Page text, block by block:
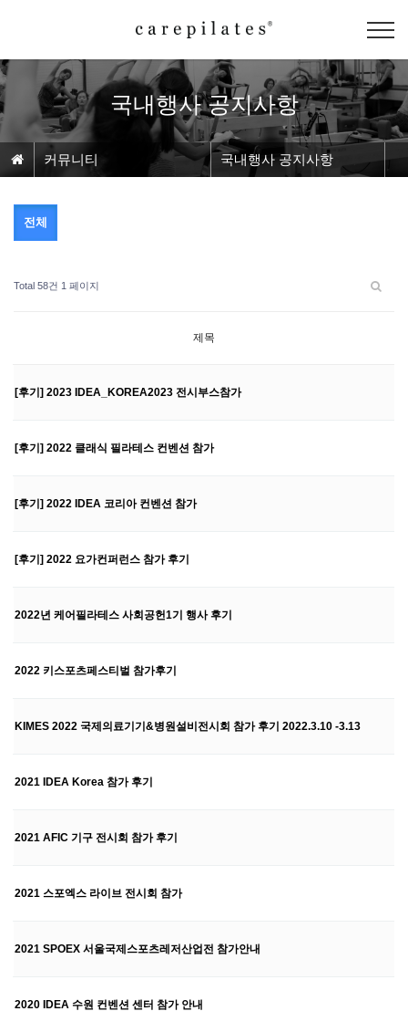
국내행사 공지사항
커뮤니티 국내행사 공지사항
전체
Total 58건 1 페이지
제목
[후기] 2023 IDEA_KOREA2023 전시부스참가
[후기] 2022 클래식 필라테스 컨벤션 참가
[후기] 2022 IDEA 코리아 컨벤션 참가
[후기] 2022 요가컨퍼런스 참가 후기
2022년 케어필라테스 사회공헌1기 행사 후기
2022 키스포츠페스티벌 참가후기
KIMES 2022 국제의료기기&병원설비전시회 참가 후기 2022.3.10 -3.13
2021 IDEA Korea 참가 후기
2021 AFIC 기구 전시회 참가 후기
2021 스포엑스 라이브 전시회 참가
2021 SPOEX 서울국제스포츠레저산업전 참가안내
2020 IDEA 수원 컨벤션 센터 참가 안내